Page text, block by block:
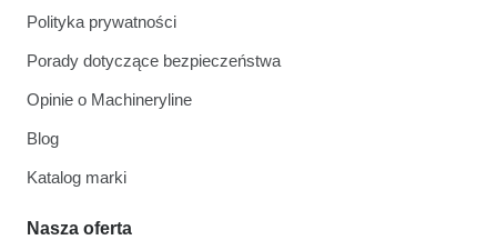
Polityka prywatności
Porady dotyczące bezpieczeństwa
Opinie o Machineryline
Blog
Katalog marki
Nasza oferta